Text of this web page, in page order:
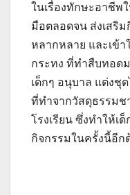
ในเรื่องทักษะอาชีพ
มือตลอดจน ส่งเสริม
หลากหลาย และเข้
กระทง ที่ทำสืบทอด
เด็กๆ อนุบาล แต่งชุ
ที่ทำจากวัสดุธรรมช
โรงเรียน ซึ่งทำให้เ
กิจกรรมในครั้งนี้อีก